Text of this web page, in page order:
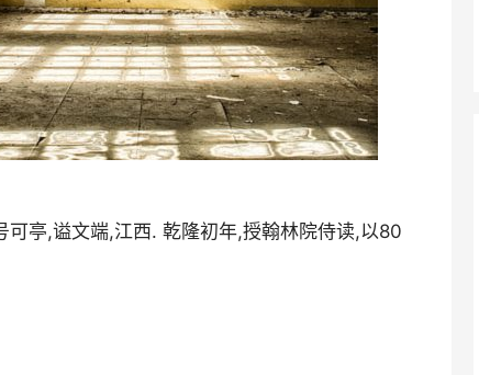
亭,谥文端,江西. 乾隆初年,授翰林院侍读,以80